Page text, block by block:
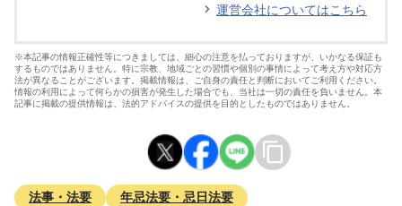
運営会社についてはこちら
※本記事の情報正確性等につきましては、細心の注意を払っておりますが、いかなる保証も
するものではありません。特に宗教、地域ごとの習慣や個別の事情によって考え方や対応方
法が異なることがございます。掲載情報は、ご自身の責任と判断においてご利用ください。
情報の利用によって何らかの損害が発生した場合でも、当社は一切の責任を負いません。本
記事に掲載の提供情報は、法的アドバイスの提供を目的としたものではありません。
法事・法要 年忌法要・忌日法要